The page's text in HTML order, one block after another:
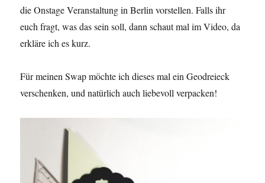
die Onstage Veranstaltung in Berlin vorstellen. Falls ihr
euch fragt, was das sein soll, dann schaut mal im Video, da
erkläre ich es kurz.
Für meinen Swap möchte ich dieses mal ein Geodreieck
verschenken, und natürlich auch liebevoll verpacken!